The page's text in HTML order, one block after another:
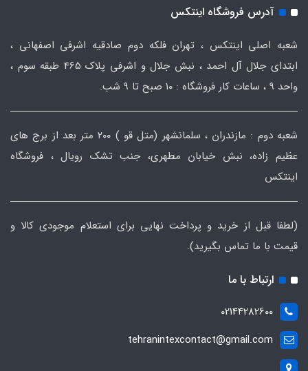
آدرس فروشگاه اینتکس
شعبه اصلی اینتکس ، تهران فلکه دوم صادقیه اشرفی اصفهانی ،
ابتدای جلال آل احمد ، نبش جلال و اشرفی پلاک 465 طبقه سوم ،
واحد ۹ ، ساعات کار فروشگاه : ۱۰ صبح تا ۹ شب.
شعبه دوم : مازندران ، سلمانشهر (متل قو ) ۲۰۰ متر بعد از برج های
عظیم زاده، نبش خیابان مطهری، جنب تشک رویال ، فروشگاه
اینتکس
(لطفا قبل از خرید و پرداخت نهایی برای استعلام موجودی کالا و
قیمت با ما تماس بگیرید).
ارتباط با ما
02144282600
tehranintexcontact@gmail.com